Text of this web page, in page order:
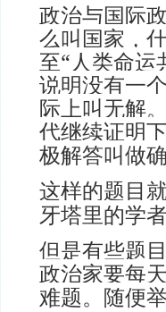
政治与国际
么叫国家，
至“人类命运
说明没有一
际上叫无解
代继续证明
极解答叫做
这样的题目
牙塔里的学
但是有些题
政治家要每
难题。随便